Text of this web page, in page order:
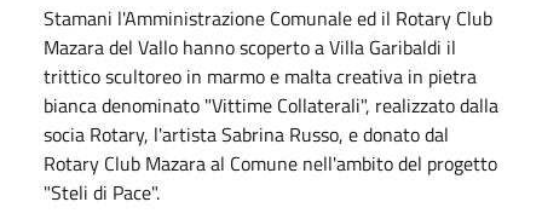
Stamani l'Amministrazione Comunale ed il Rotary Club
Mazara del Vallo hanno scoperto a Villa Garibaldi il
trittico scultoreo in marmo e malta creativa in pietra
bianca denominato "Vittime Collaterali", realizzato dalla
socia Rotary, l'artista Sabrina Russo, e donato dal
Rotary Club Mazara al Comune nell'ambito del progetto
"Steli di Pace".